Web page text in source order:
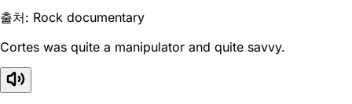
출처: Rock documentary
Cortes was quite a manipulator and quite savvy.